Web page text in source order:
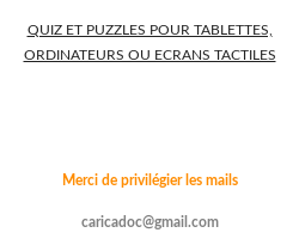
QUIZ ET PUZZLES POUR TABLETTES,
ORDINATEURS OU ECRANS TACTILES
Merci de privilégier les mails
caricadoc@gmail.com